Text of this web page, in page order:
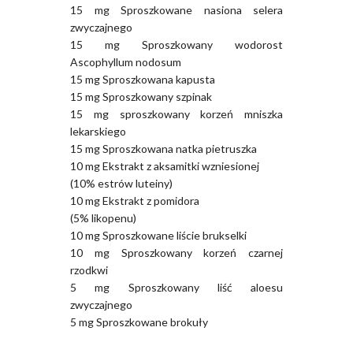
15 mg Sproszkowane nasiona selera
zwyczajnego
15 mg Sproszkowany wodorost
Ascophyllum nodosum
15 mg Sproszkowana kapusta
15 mg Sproszkowany szpinak
15 mg sproszkowany korzeń mniszka
lekarskiego
15 mg Sproszkowana natka pietruszka
10 mg Ekstrakt z aksamitki wzniesionej
(10% estrów luteiny)
10 mg Ekstrakt z pomidora
(5% likopenu)
10 mg Sproszkowane liście brukselki
10 mg Sproszkowany korzeń czarnej
rzodkwi
5 mg Sproszkowany liść aloesu
zwyczajnego
5 mg Sproszkowane brokuły